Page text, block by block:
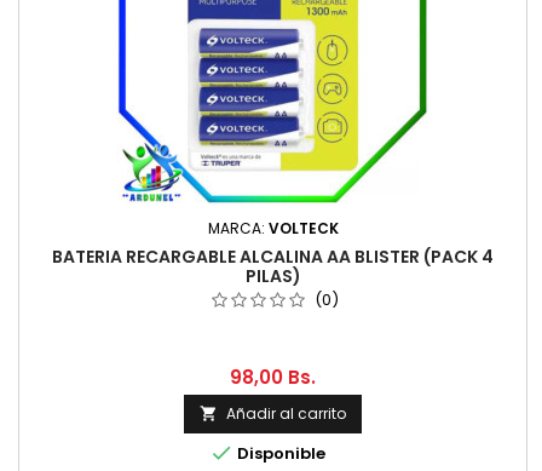
MARCA: VOLTECK
BATERIA RECARGABLE ALCALINA AA BLISTER (PACK 4
PILAS)
(0)
98,00 Bs.
 Añadir al carrito
 Disponible